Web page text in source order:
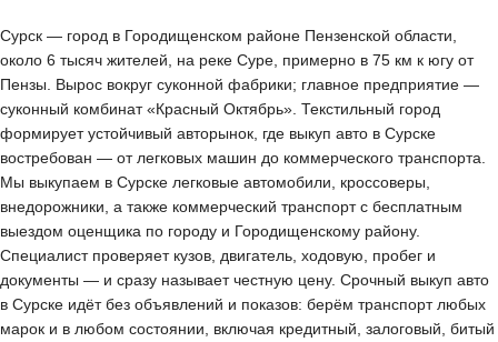
Сурск — город в Городищенском районе Пензенской области,
около 6 тысяч жителей, на реке Суре, примерно в 75 км к югу от
Пензы. Вырос вокруг суконной фабрики; главное предприятие —
суконный комбинат «Красный Октябрь». Текстильный город
формирует устойчивый авторынок, где выкуп авто в Сурске
востребован — от легковых машин до коммерческого транспорта.
Мы выкупаем в Сурске легковые автомобили, кроссоверы,
внедорожники, а также коммерческий транспорт с бесплатным
выездом оценщика по городу и Городищенскому району.
Специалист проверяет кузов, двигатель, ходовую, пробег и
документы — и сразу называет честную цену. Срочный выкуп авто
в Сурске идёт без объявлений и показов: берём транспорт любых
марок и в любом состоянии, включая кредитный, залоговый, битый